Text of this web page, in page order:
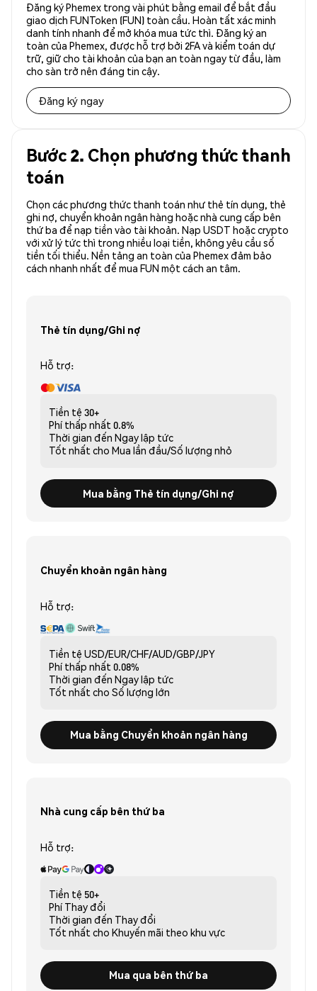
Đăng ký Phemex trong vài phút bằng email để bắt đầu
giao dịch FUNToken (FUN) toàn cầu. Hoàn tất xác minh
danh tính nhanh để mở khóa mua tức thì. Đăng ký an
toàn của Phemex, được hỗ trợ bởi 2FA và kiểm toán dự
trữ, giữ cho tài khoản của bạn an toàn ngay từ đầu, làm
cho sàn trở nên đáng tin cậy.
Đăng ký ngay
Bước 2. Chọn phương thức thanh
toán
Chọn các phương thức thanh toán như thẻ tín dụng, thẻ
ghi nợ, chuyển khoản ngân hàng hoặc nhà cung cấp bên
thứ ba để nạp tiền vào tài khoản. Nạp USDT hoặc crypto
với xử lý tức thì trong nhiều loại tiền, không yêu cầu số
tiền tối thiểu. Nền tảng an toàn của Phemex đảm bảo
cách nhanh nhất để mua FUN một cách an tâm.
Thẻ tín dụng/Ghi nợ
Hỗ trợ:
Tiền tệ 30+
Phí thấp nhất 0.8%
Thời gian đến Ngay lập tức
Tốt nhất cho Mua lần đầu/Số lượng nhỏ
Mua bằng Thẻ tín dụng/Ghi nợ
Chuyển khoản ngân hàng
Hỗ trợ:
Tiền tệ USD/EUR/CHF/AUD/GBP/JPY
Phí thấp nhất 0.08%
Thời gian đến Ngay lập tức
Tốt nhất cho Số lượng lớn
Mua bằng Chuyển khoản ngân hàng
Nhà cung cấp bên thứ ba
Hỗ trợ:
Tiền tệ 50+
Phí Thay đổi
Thời gian đến Thay đổi
Tốt nhất cho Khuyến mãi theo khu vực
Mua qua bên thứ ba